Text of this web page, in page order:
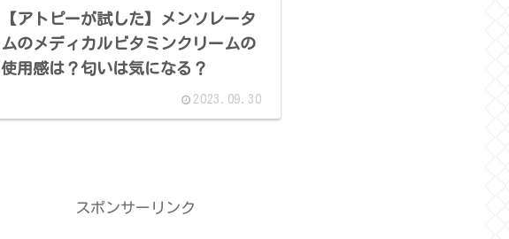
【アトピーが試した】メンソレータ
ムのメディカルビタミンクリームの
使用感は？匂いは気になる？
2023.09.30
スポンサーリンク